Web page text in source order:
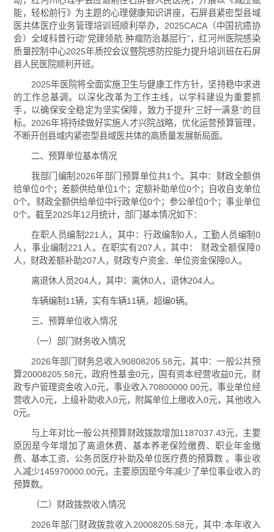
能，轻松前行》为主题的心理健康知识讲座，石屏县紧密型县域
医共体医疗业务管理培训班顺利举办，2025CACA（中国抗癌协
会）全域科普行动“党建领航·肿瘤防治基层行”，红河州医院感染
质量控制中心2025年质控会议暨院感防控能力提升培训班在石屏
县人民医院顺利开班。
2025年医院将全面实施卫生与健康工作方针，坚持稳中求进
的工作总基调。以深化改革为工作主线，以学科建设为重要抓
手，以确保安全稳定为坚实保障，致力于提升“三好一满意”的目
标。2026年将持续做好实施人才兴院战略，优化运营预算管理，
不断开创县域内紧密型县域医共体的高质量发展新局面。
二、预算单位基本情况
我部门编制2026年部门预算单位共1个。其中：财政全额供
给单位0个；差额供给单位1个；定额补助单位0个；自收自支单位
0个。财政全额供给单位中行政单位0个；参公单位0个；事业单位
0个。截至2025年12月统计，部门基本情况如下：
在职人员编制221人，其中：行政编制0人，工勤人员编制0
人，事业编制221人。在职实有207人，其中： 财政全额保障0
人，财政差额补助207人，财政专户资金、单位资金保障0人。
离退休人员204人，其中：离休0人，退休204人。
车辆编制11辆，实有车辆11辆，超编0辆。
三、预算单位收入情况
（一）部门财务收入情况
2026年部门财务总收入90808205.58元，其中：一般公共预
算20008205.58元，政府性基金0元，国有资本经营收益0元，财
政专户管理资金收入0元，事业收入70800000.00元，事业单位经
营收入0元，上级补助收入0元，附属单位上缴收入0元，其他收入
0元。
与上年对比一般公共预算财政拨款增加1187037.43元，主要
原因是今年增加了离退休费、基本养老保险缴费、职业年金缴
费、基本工资、公务员医疗补助及单位医疗费的预算数 。事业收
入减少145970000.00元，主要原因是今年减少了单位事业收入的
预算数。
（二）财政拨款收入情况
2026年部门财政拨款收入20008205.58元，其中:本年收入